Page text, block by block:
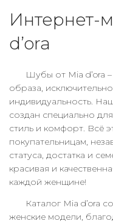
Интернет-
d’ora
Шубы от Mia d’ora
образа,
индивидуальность.
создан специально
стиль и комфорт. Всё
покупательницам,
статуса, достатка и
красивая и
каждой женщине!
Каталог Mia d’ora
женские модели,